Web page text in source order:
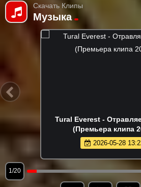
Скачать Клипы
Музыка
Руслан Добрый -
клипа 2026)
2026-05-24
2/20